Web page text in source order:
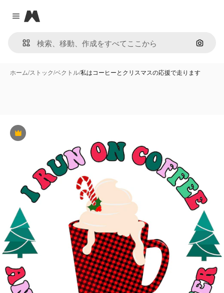
Close menu
Magnific
画像で
ホーム/ストック/ベクトル/私はコーヒーとクリスマスの応援で走ります
Premium